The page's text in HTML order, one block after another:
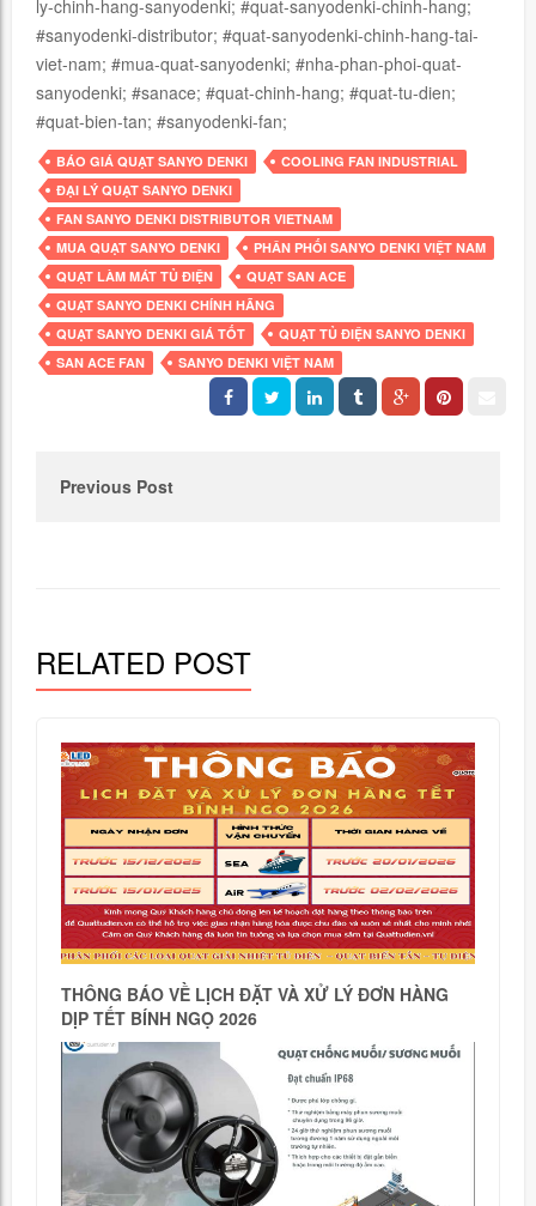
ly-chinh-hang-sanyodenki; #quat-sanyodenki-chinh-hang;
#sanyodenki-distributor; #quat-sanyodenki-chinh-hang-tai-
viet-nam; #mua-quat-sanyodenki; #nha-phan-phoi-quat-
sanyodenki; #sanace; #quat-chinh-hang; #quat-tu-dien;
#quat-bien-tan; #sanyodenki-fan;
BÁO GIÁ QUẠT SANYO DENKI
COOLING FAN INDUSTRIAL
ĐẠI LÝ QUẠT SANYO DENKI
FAN SANYO DENKI DISTRIBUTOR VIETNAM
MUA QUẠT SANYO DENKI
PHÂN PHỐI SANYO DENKI VIỆT NAM
QUẠT LÀM MÁT TỦ ĐIỆN
QUẠT SAN ACE
QUẠT SANYO DENKI CHÍNH HÃNG
QUẠT SANYO DENKI GIÁ TỐT
QUẠT TỦ ĐIỆN SANYO DENKI
SAN ACE FAN
SANYO DENKI VIỆT NAM
NAVIGATION
Previous Post
RELATED POST
THÔNG BÁO VỀ LỊCH ĐẶT VÀ XỬ LÝ ĐƠN HÀNG
DỊP TẾT BÍNH NGỌ 2026